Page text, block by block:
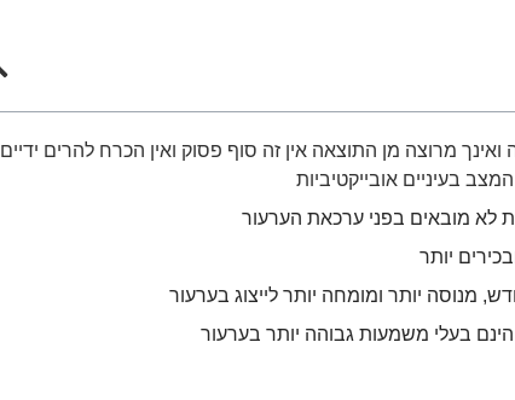
מרוצה מן התוצאה אין זה סוף פסוק ואין הכרח להרים ידיים
בעיניים אובייקטיביות
לא מובאים בפני ערכאת הערעור
יותר
מנוסה יותר ומומחה יותר לייצוג בערעור
הינם בעלי משמעות גבוהה יותר בערעור